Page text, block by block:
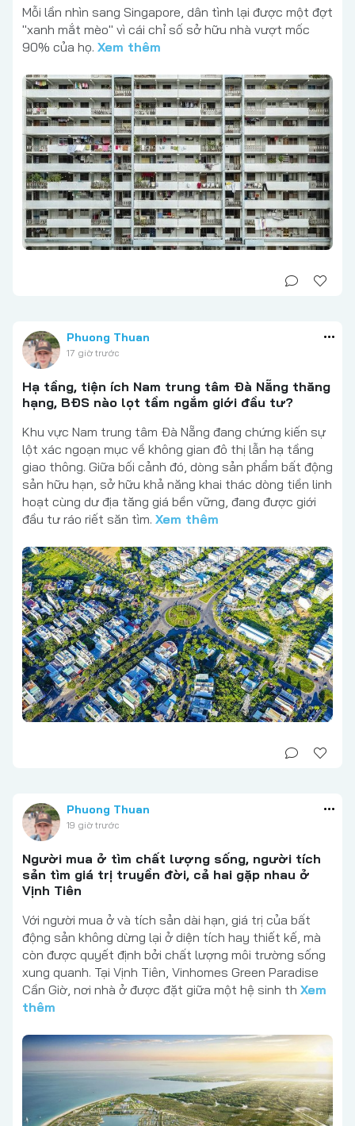
Mỗi lần nhìn sang Singapore, dân tình lại được một đợt
"xanh mắt mèo" vì cái chỉ số sở hữu nhà vượt mốc
90% của họ. Xem thêm
Phuong Thuan
17 giờ trước
Hạ tầng, tiện ích Nam trung tâm Đà Nẵng thăng
hạng, BĐS nào lọt tầm ngắm giới đầu tư?
Khu vực Nam trung tâm Đà Nẵng đang chứng kiến sự
lột xác ngoạn mục về không gian đô thị lẫn hạ tầng
giao thông. Giữa bối cảnh đó, dòng sản phẩm bất động
sản hữu hạn, sở hữu khả năng khai thác dòng tiền linh
hoạt cùng dư địa tăng giá bền vững, đang được giới
đầu tư ráo riết săn tìm. Xem thêm
Phuong Thuan
19 giờ trước
Người mua ở tìm chất lượng sống, người tích
sản tìm giá trị truyền đời, cả hai gặp nhau ở
Vịnh Tiên
Với người mua ở và tích sản dài hạn, giá trị của bất
động sản không dừng lại ở diện tích hay thiết kế, mà
còn được quyết định bởi chất lượng môi trường sống
xung quanh. Tại Vịnh Tiên, Vinhomes Green Paradise
Cần Giờ, nơi nhà ở được đặt giữa một hệ sinh th Xem
thêm